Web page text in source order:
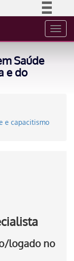
informação
Saúde
e do
e capacitismo
logado no